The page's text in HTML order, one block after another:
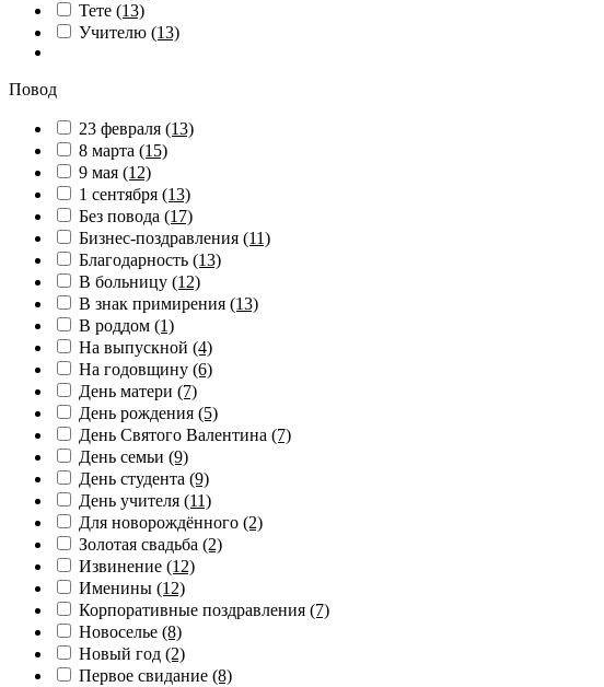
Тете (13)
Учителю (13)
Повод
23 февраля (13)
8 марта (15)
9 мая (12)
1 сентября (13)
Без повода (17)
Бизнес-поздравления (11)
Благодарность (13)
В больницу (12)
В знак примирения (13)
В роддом (1)
На выпускной (4)
На годовщину (6)
День матери (7)
День рождения (5)
День Святого Валентина (7)
День семьи (9)
День студента (9)
День учителя (11)
Для новорождённого (2)
Золотая свадьба (2)
Извинение (12)
Именины (12)
Корпоративные поздравления (7)
Новоселье (8)
Новый год (2)
Первое свидание (8)